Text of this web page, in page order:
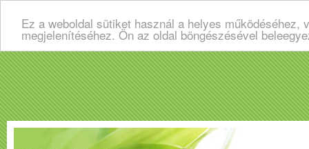
Ez a weboldal sütiket használ a helyes
megjelenítéséhez. Ön az oldal böngészésével